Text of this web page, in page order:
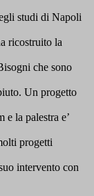
studi di Napoli
ricostruito la
che sono
Un progetto
e la palestra e’
progetti
intervento con